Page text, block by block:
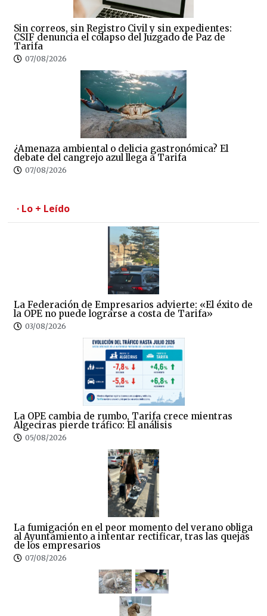
Sin correos, sin Registro Civil y sin expedientes:
CSIF denuncia el colapso del Juzgado de Paz de
Tarifa
07/08/2026
¿Amenaza ambiental o delicia gastronómica? El
debate del cangrejo azul llega a Tarifa
07/08/2026
· Lo + Leído
La Federación de Empresarios advierte: «El éxito de
la OPE no puede lograrse a costa de Tarifa»
03/08/2026
La OPE cambia de rumbo, Tarifa crece mientras
Algeciras pierde tráfico: El análisis
05/08/2026
La fumigación en el peor momento del verano obliga
al Ayuntamiento a intentar rectificar, tras las quejas
de los empresarios
07/08/2026